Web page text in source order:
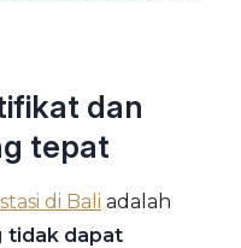
dan
tepat
di Bali adalah
tidak dapat